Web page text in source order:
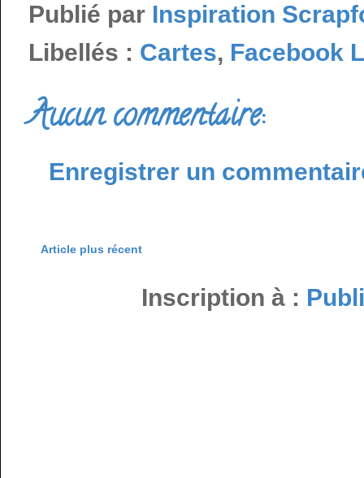
Publié par Inspiration
Libellés : Cartes, Facebook
Aucun commentaire:
Enregistrer un
Article plus récent
Inscription à :